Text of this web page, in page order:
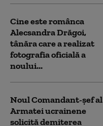
Cine este românca
Alecsandra Drăgoi,
tânăra care a realizat
fotografia oficială a
noului...
Noul Comandant-șef al
Armatei ucrainene
solicită demiterea